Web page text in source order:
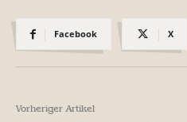
Facebook X
Vorheriger Artikel